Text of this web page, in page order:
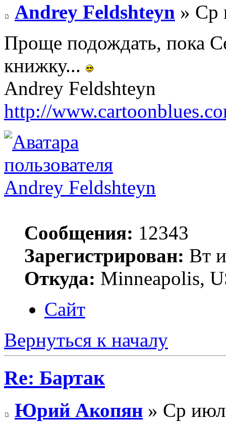
Andrey Feldshteyn » Ср
Проще подождать, пока
книжку...
Andrey Feldshteyn
http://
Andrey Feldshteyn
Сообщения: 12343
Зарегистрирован: Вт
Откуда: Minneapolis,
Сайт
Вернуться к началу
Re: Бартак
Юрий Акопян » Ср